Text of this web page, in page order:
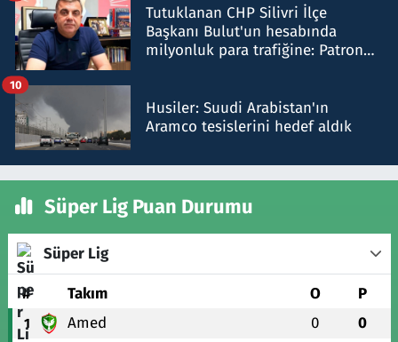
Tutuklanan CHP Silivri İlçe
Başkanı Bulut'un hesabında
milyonluk para trafiğine: Patron
Husiler: Suudi Arabistan'ın
Aramco tesislerini hedef aldık
10
Süper Lig Puan Durumu
Süper Lig
# Takım O P
1 Amed 0 0